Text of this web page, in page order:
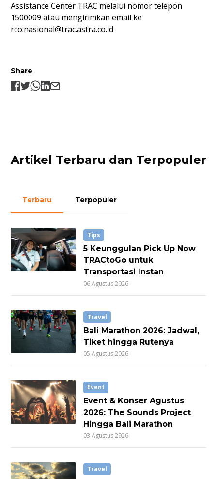
Assistance Center TRAC melalui nomor telepon
1500009 atau mengirimkan email ke
rco.nasional@trac.astra.co.id
Share
Artikel Terbaru dan Terpopuler
Terbaru Terpopuler
Tips
5 Keunggulan Pick Up Now
TRACtoGo untuk
Transportasi Instan
06 Agustus 2026
Travel
Bali Marathon 2026: Jadwal,
Tiket hingga Rutenya
05 Agustus 2026
Event
Event & Konser Agustus
2026: The Sounds Project
Hingga Bali Marathon
03 Agustus 2026
Travel